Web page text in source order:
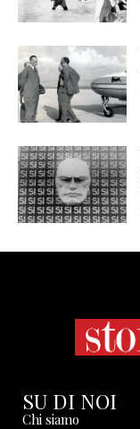
SU DI NOI
Chi siamo